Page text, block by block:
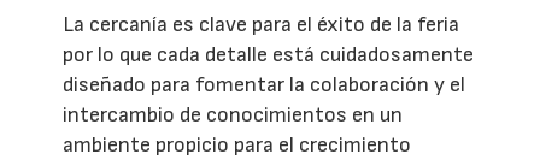
La cercanía es clave para el éxito de la feria
por lo que cada detalle está cuidadosamente
diseñado para fomentar la colaboración y el
intercambio de conocimientos en un
ambiente propicio para el crecimiento